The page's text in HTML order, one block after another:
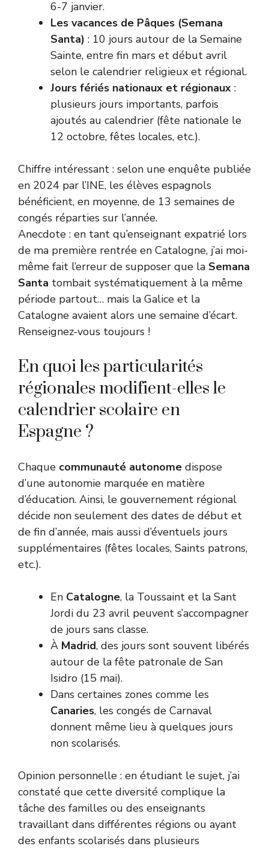
6-7 janvier.
Les vacances de Pâques (Semana
Santa) : 10 jours autour de la Semaine
Sainte, entre fin mars et début avril
selon le calendrier religieux et régional.
Jours fériés nationaux et régionaux :
plusieurs jours importants, parfois
ajoutés au calendrier (fête nationale le
12 octobre, fêtes locales, etc.).
Chiffre intéressant : selon une enquête publiée
en 2024 par l’INE, les élèves espagnols
bénéficient, en moyenne, de 13 semaines de
congés réparties sur l’année.
Anecdote : en tant qu’enseignant expatrié lors
de ma première rentrée en Catalogne, j’ai moi-
même fait l’erreur de supposer que la Semana
Santa tombait systématiquement à la même
période partout… mais la Galice et la
Catalogne avaient alors une semaine d’écart.
Renseignez-vous toujours !
En quoi les particularités
régionales modifient-elles le
calendrier scolaire en
Espagne ?
Chaque communauté autonome dispose
d’une autonomie marquée en matière
d’éducation. Ainsi, le gouvernement régional
décide non seulement des dates de début et
de fin d’année, mais aussi d’éventuels jours
supplémentaires (fêtes locales, Saints patrons,
etc.).
En Catalogne, la Toussaint et la Sant
Jordi du 23 avril peuvent s’accompagner
de jours sans classe.
À Madrid, des jours sont souvent libérés
autour de la fête patronale de San
Isidro (15 mai).
Dans certaines zones comme les
Canaries, les congés de Carnaval
donnent même lieu à quelques jours
non scolarisés.
Opinion personnelle : en étudiant le sujet, j’ai
constaté que cette diversité complique la
tâche des familles ou des enseignants
travaillant dans différentes régions ou ayant
des enfants scolarisés dans plusieurs